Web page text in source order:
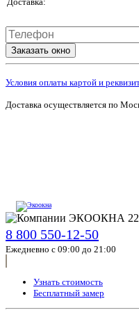
Заказать окно
Условия оплаты картой и
Доставка осуществляется по
8 800 550-12-50
Ежедневно с 09:00 до 21:00
Узнать стоимость
Бесплатный замер